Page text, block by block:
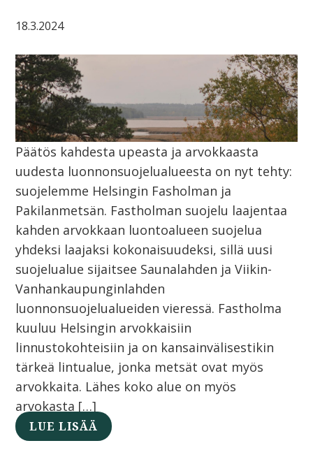
18.3.2024
Päätös kahdesta upeasta ja arvokkaasta
uudesta luonnonsuojelualueesta on nyt tehty:
suojelemme Helsingin Fasholman ja
Pakilanmetsän. Fastholman suojelu laajentaa
kahden arvokkaan luontoalueen suojelua
yhdeksi laajaksi kokonaisuudeksi, sillä uusi
suojelualue sijaitsee Saunalahden ja Viikin-
Vanhankaupunginlahden
luonnonsuojelualueiden vieressä. Fastholma
kuuluu Helsingin arvokkaisiin
linnustokohteisiin ja on kansainvälisestikin
tärkeä lintualue, jonka metsät ovat myös
arvokkaita. Lähes koko alue on myös
arvokasta […]
LUE LISÄÄ